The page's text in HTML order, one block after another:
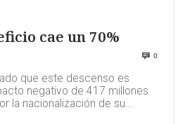
cae un 70%
0
que este descenso es
negativo de 417 millones
la nacionalización de su...